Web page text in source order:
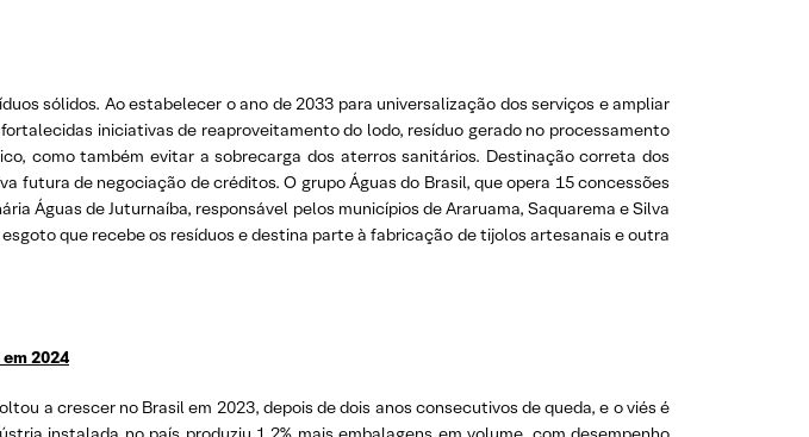
sólidos. Ao estabelecer o ano de 2033 para universalização dos serviços e ampliar
iniciativas de reaproveitamento do lodo, resíduo gerado no processamento
como também evitar a sobrecarga dos aterros sanitários. Destinação correta dos
futura de negociação de créditos. O grupo Águas do Brasil, que opera 15 concessões
Águas de Juturnaíba, responsável pelos municípios de Araruama, Saquarema e Silva
que recebe os resíduos e destina parte à fabricação de tijolos artesanais e outra
2024
a crescer no Brasil em 2023, depois de dois anos consecutivos de queda, e o viés é